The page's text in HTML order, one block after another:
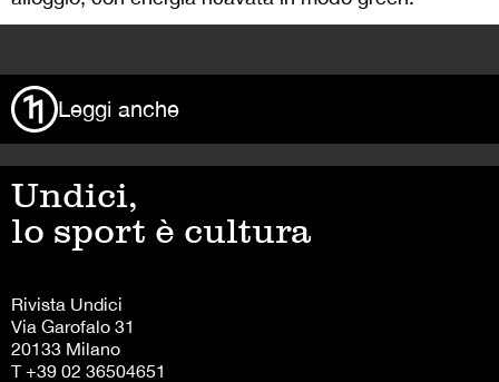
Leggi anche
Undici,
lo sport è cultura
Rivista Undici
Via Garofalo 31
20133 Milano
T +39 02 36504651